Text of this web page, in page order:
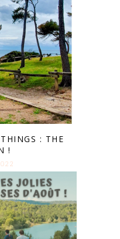
: THE
!